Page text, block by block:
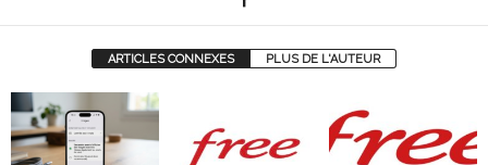
ARTICLES CONNEXES PLUS DE L'AUTEUR